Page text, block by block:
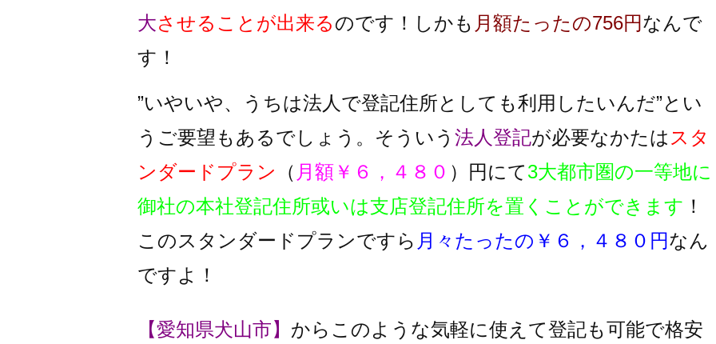
大させることが出来るのです！しかも 月額たったの756円なんで
す！
”いやいや、うちは法人で登記住所としても利用したいんだ”とい
うご要望もあるでしょう。そういう 法人登記が必要なかたは スタ
ンダードプラン
（ 月額￥６，４８０ ）円にて3大都市圏の一等地に
御社の本社登記住所或いは支店登記住所を置くことができます ！
このスタンダードプランですら 月々たったの￥６，４８０円なん
ですよ！
【愛知県犬山市】 からこのような気軽に使えて登記も可能で格安